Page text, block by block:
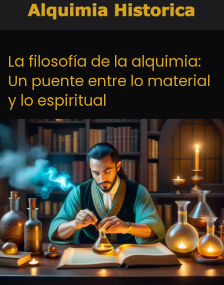
La filosofía de la alquimia:
Un puente entre lo material
y lo espiritual